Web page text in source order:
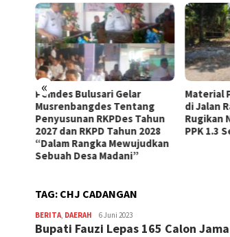
«
Pemdes Bulusari Gelar
Musrenbangdes Tentang
Penyusunan RKPDes Tahun
2027 dan RKPD Tahun 2028
“Dalam Rangka Mewujudkan
Sebuah Desa Madani”
Material
di Jalan
Rugikan
PPK 1.3
TAG: CHJ CADANGAN
BERITA, DAERAH Editor
Sumenep
6 Juni 2023
Bupati Fauzi Lepas 165 Calon